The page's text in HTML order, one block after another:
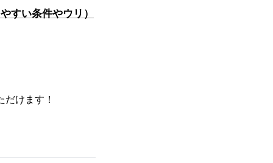
すい条件やウリ）
けます！